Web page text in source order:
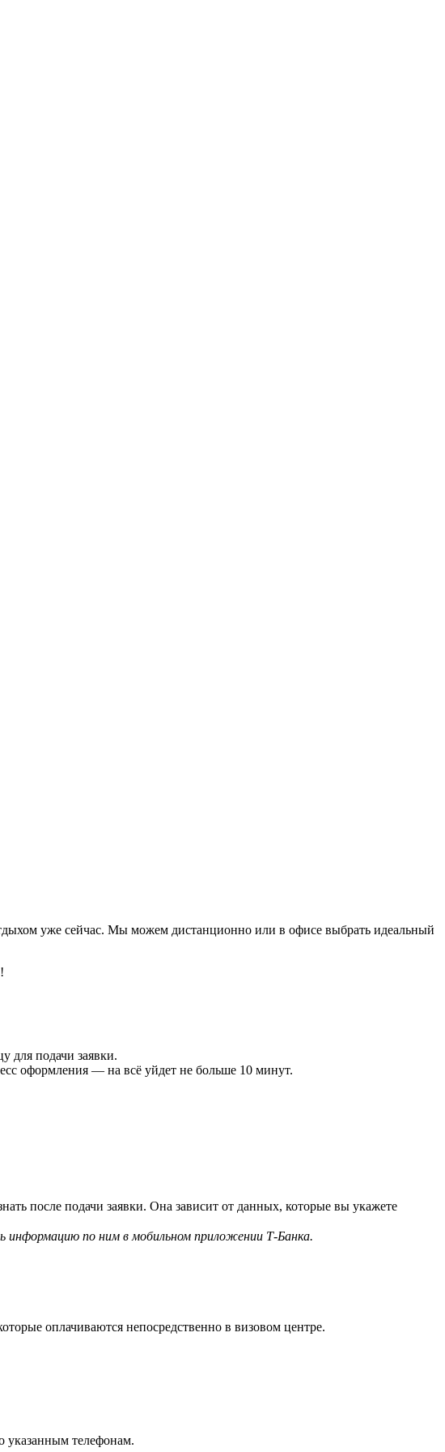
уже сейчас. Мы можем дистанционно или в офисе выбрать идеальный
для подачи заявки.
оформления — на всё уйдет не больше 10 минут.
после подачи заявки. Она зависит от данных, которые вы укажете
информацию по ним в мобильном приложении Т‑Банка.
оплачиваются непосредственно в визовом центре.
указанным телефонам.